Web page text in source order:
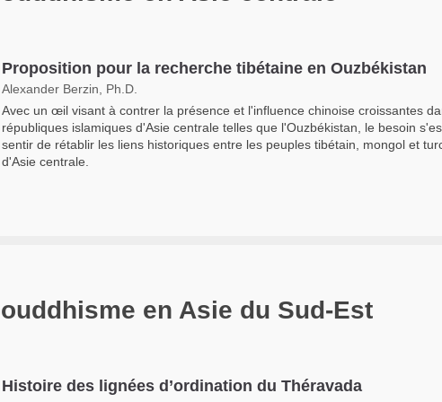
Proposition pour la recherche tibétaine en Ouzbékistan
Alexander Berzin, Ph.D.
Avec un œil visant à contrer la présence et l'influence chinoise croissantes
républiques islamiques d'Asie centrale telles que l'Ouzbékistan, le besoin
sentir de rétablir les liens historiques entre les peuples tibétain, mongol et
d'Asie centrale.
en Asie du Sud-Est
Histoire des lignées d’ordination du Théravada